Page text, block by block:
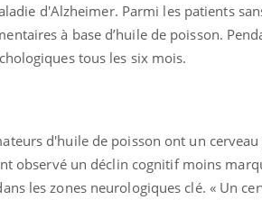
d'Alzheimer. Parmi les patients
à base d’huile de poisson.
tous les six mois.
d'huile de poisson ont un
observé un déclin cognitif moins
les zones neurologiques clé. « Un
& Charge mentale : et si on
en parler??Youtube
l'insuline dans le diabète de type 2